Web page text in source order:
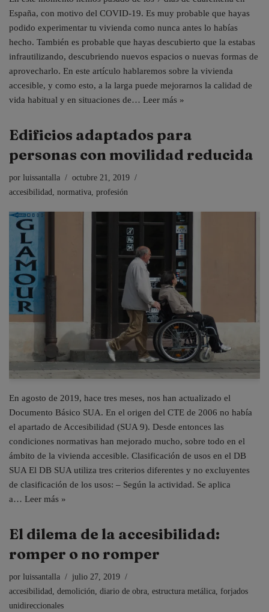
España, con motivo del COVID-19. Es muy probable que hayas
podido experimentar tu vivienda como nunca antes lo habías
hecho. También es probable que hayas descubierto que la estabas
infrautilizando, descubriendo nuevos espacios o nuevas formas de
aprovecharlo. En este artículo hablaremos sobre la vivienda
accesible, y como esto, a la larga puede mejorarnos la calidad de
vida habitual y en situaciones de… Leer más »
Edificios adaptados para
personas con movilidad reducida
por luissantalla
octubre 21, 2019
accesibilidad, normativa, profesión
En agosto de 2019, hace tres meses, nos han actualizado el
Documento Básico SUA. En el origen del CTE de 2006 no había
el apartado de Accesibilidad (SUA 9). Desde entonces las
condiciones normativas han mejorado mucho, sobre todo en el
ámbito de la vivienda accesible. Clasificación de usos en el DB
SUA El DB SUA utiliza tres criterios diferentes y no excluyentes
de clasificación de los usos: – Según la actividad. Se aplica
a… Leer más »
El dilema de la accesibilidad:
romper o no romper
por luissantalla
julio 27, 2019
accesibilidad, demolición, diario de obra, estructura metálica, forjados
unidireccionales